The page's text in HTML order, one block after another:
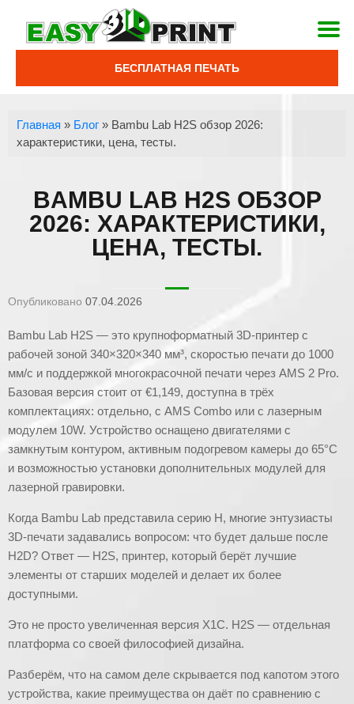
БЕСПЛАТНАЯ ПЕЧАТЬ
Главная » Блог » Bambu Lab H2S обзор 2026:
характеристики, цена, тесты.
BAMBU LAB H2S ОБЗОР
2026: ХАРАКТЕРИСТИКИ,
ЦЕНА, ТЕСТЫ.
Опубликовано 07.04.2026
Bambu Lab H2S — это крупноформатный 3D-принтер с
рабочей зоной 340×320×340 мм³, скоростью печати до 1000
мм/с и поддержкой многокрасочной печати через AMS 2 Pro.
Базовая версия стоит от €1,149, доступна в трёх
комплектациях: отдельно, с AMS Combo или с лазерным
модулем 10W. Устройство оснащено двигателями с
замкнутым контуром, активным подогревом камеры до 65°C
и возможностью установки дополнительных модулей для
лазерной гравировки.
Когда Bambu Lab представила серию H, многие энтузиасты
3D-печати задавались вопросом: что будет дальше после
H2D? Ответ — H2S, принтер, который берёт лучшие
элементы от старших моделей и делает их более
доступными.
Это не просто увеличенная версия X1C. H2S — отдельная
платформа со своей философией дизайна.
Разберём, что на самом деле скрывается под капотом этого
устройства, какие преимущества он даёт по сравнению с